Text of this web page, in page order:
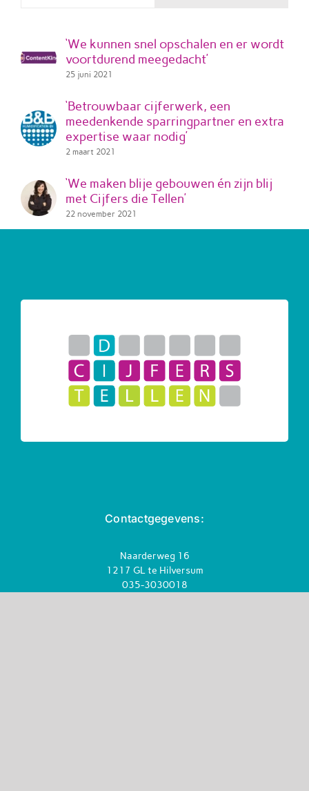
‘We kunnen snel opschalen en er wordt
voortdurend meegedacht’
25 juni 2021
‘Betrouwbaar cijferwerk, een
meedenkende sparringpartner en extra
expertise waar nodig’
2 maart 2021
‘We maken blije gebouwen én zijn blij
met Cijfers die Tellen’
22 november 2021
Contactgegevens:
Naarderweg 16
1217 GL te Hilversum
035-3030018